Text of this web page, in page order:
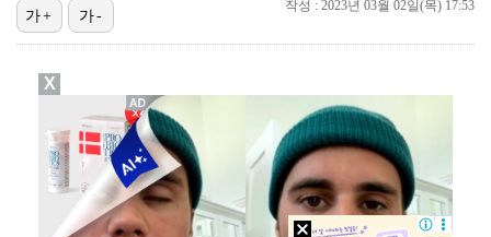
대한축구협회의 '심판 성접대'…최악의 경우 런던 올림픽…
폭발물 지킨 안보현, '악마 교관' 정은채와 재회(재벌…
'1라운드 115위' 김민별, 2라운드 7타 줄이며 7…
외신까지 퍼지고 있는 축구협회 성접대 논란…2002 한…
작성 : 2023년 03월 02일(목) 17:53
가+ 가-
X